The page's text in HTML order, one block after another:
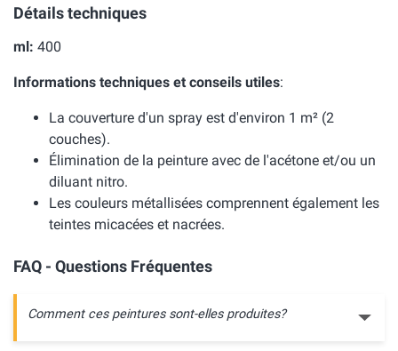
Détails techniques
ml: 400
Informations techniques et conseils utiles:
La couverture d'un spray est d'environ 1 m² (2
couches).
Élimination de la peinture avec de l'acétone et/ou un
diluant nitro.
Les couleurs métallisées comprennent également les
teintes micacées et nacrées.
FAQ - Questions Fréquentes
Comment ces peintures sont-elles produites?